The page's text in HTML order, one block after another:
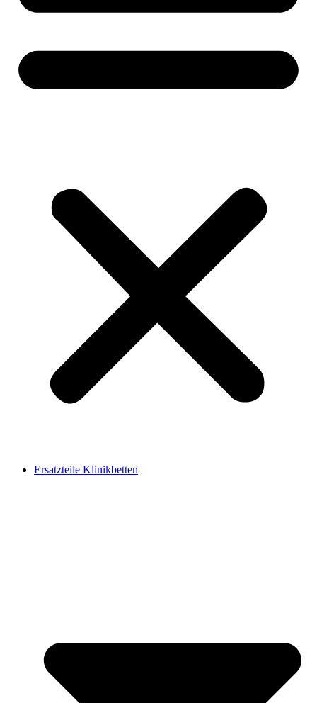
Ersatzteile Klinikbetten